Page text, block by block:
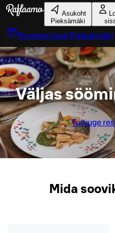
Liigu peamise sisu juurde
Asukoht
Pieksämäki
Broneeri laud Pieksämäki
Väljas
Tutvuge
Mida